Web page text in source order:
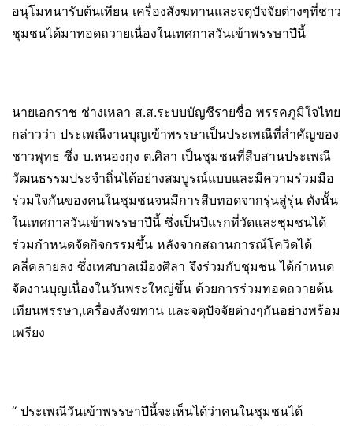
อนุโมทนารับต้นเทียน เครื่องสังฆทานและจตุปัจจัยต่างๆที่ชาว
ชุมชนได้มาทอดถวายเนื่องในเทศกาลวันเข้าพรรษาปีนี้
นายเอกราช ช่างเหลา ส.ส.ระบบบัญชีรายชื่อ พรรคภูมิใจไทย
กล่าวว่า ประเพณีงานบุญเข้าพรรษาเป็นประเพณีที่สำคัญของ
ชาวพุทธ ซึ่ง บ.หนองกุง ต.ศิลา เป็นชุมชนที่สืบสานประเพณี
วัฒนธรรมประจำถิ่นได้อย่างสมบูรณ์แบบและมีความร่วมมือ
ร่วมใจกันของคนในชุมชนจนมีการสืบทอดจากรุ่นสู่รุ่น ดังนั้น
ในเทศกาลวันเข้าพรรษาปีนี้ ซึ่งเป็นปีแรกที่วัดและชุมชนได้
ร่วมกำหนดจัดกิจกรรมขึ้น หลังจากสถานการณ์โควิดได้
คลี่คลายลง ซึ่งเทศบาลเมืองศิลา จึงร่วมกับชุมชน ได้กำหนด
จัดงานบุญเนื่องในวันพระใหญ่ขึ้น ด้วยการร่วมทอดถวายต้น
เทียนพรรษา,เครื่องสังฆทาน และจตุปัจจัยต่างๆกันอย่างพร้อม
เพรียง
“ ประเพณีวันเข้าพรรษาปีนี้จะเห็นได้ว่าคนในชุมชนได้